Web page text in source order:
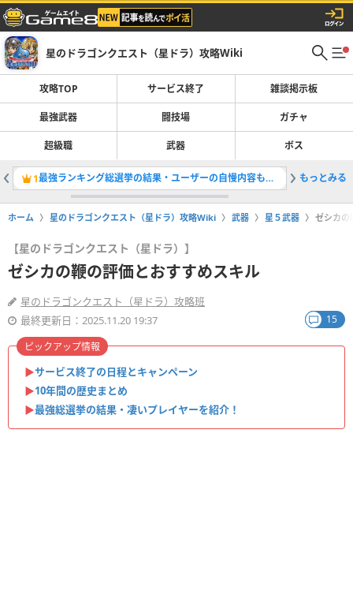
星のドラゴンクエスト（星ドラ）攻略Wiki
攻略TOP サービス終了 雑談掲示板
最強武器 闘技場 ガチャ
超級職 武器 ボス
1 最強ランキング総選挙の結果・ユーザーの自慢内容も紹介 2守護騎
もっとみる
ホーム 星のドラゴンクエスト（星ドラ）攻略Wiki 武器 星５武器 ゼシカの
【星のドラゴンクエスト（星ドラ）】
ゼシカの鞭の評価とおすすめスキル
星のドラゴンクエスト（星ドラ）攻略班
最終更新日：2025.11.20 19:37
15
▶︎サービス終了の日程とキャンペーン
▶︎10年間の歴史まとめ
▶︎最強総選挙の結果・凄いプレイヤーを紹介！
ピックアップ情報